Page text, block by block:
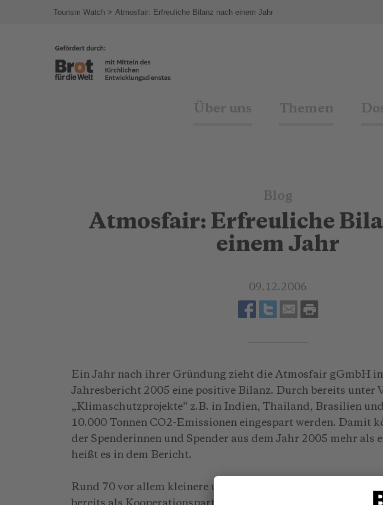
Tourism Watch Atmosfair: Erfreuliche Bilanz nach einem Jahr
Über uns Themen
Blog
Atmosfair: Erfreuliche
einem Jahr
09.12.2006
Ein Jahr nach ihrer Gründung zieht die Atmosfair gGmbH
Jahresbericht 2005 eine positive Bilanz. Durch bereits unter
„Klimaschutzprojekte“ z.B. in Indien, Thailand, Brasilien
10.000 Tonnen CO2-Emissionen eingespart werden. Damit
der Spenderinnen und Spender aus dem Jahr 2005 mehr als
heißt es in dem Bericht.
Rund 70 vor allem kleinere und mittlere Reiseveranstalter